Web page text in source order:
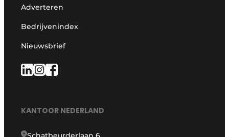
Adverteren
Bedrijvenindex
Nieuwsbrief
KANTOOR NEDERLAND